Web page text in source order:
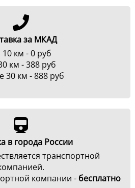
за МКАД
10 км - 0 руб
км - 388 руб
30 км - 888 руб
в города России
транспортной
компании - бесплатно